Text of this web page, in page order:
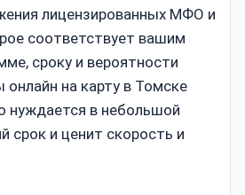
лицензированных МФО и
соответствует вашим
сроку и вероятности
на карту в Томске
нуждается в небольшой
срок и ценит скорость и